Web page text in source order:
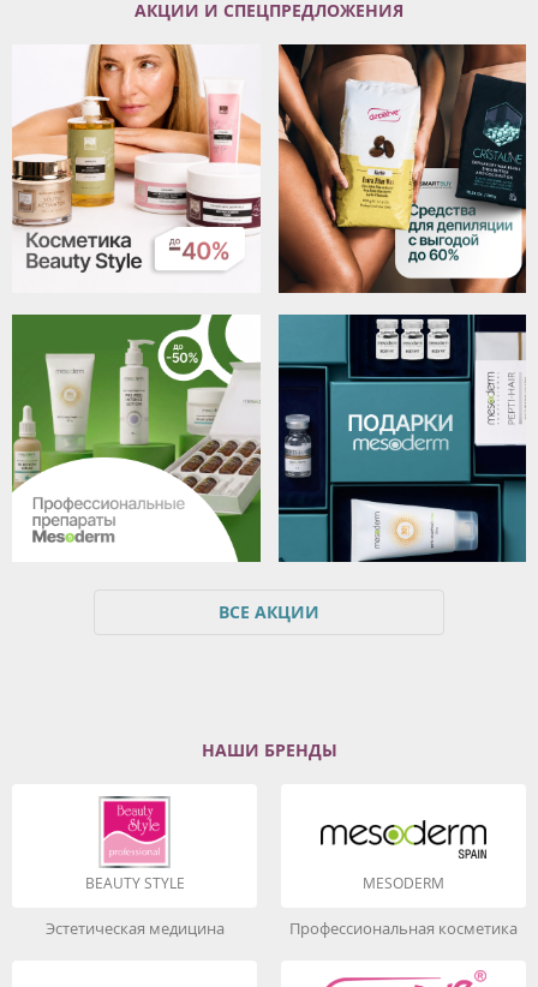
АКЦИИ И СПЕЦПРЕДЛОЖЕНИЯ
ВСЕ АКЦИИ
НАШИ БРЕНДЫ
BEAUTY STYLE
Эстетическая медицина
MESODERM
Профессиональная косметика